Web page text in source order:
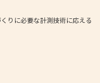
りに必要な計測技術に応える